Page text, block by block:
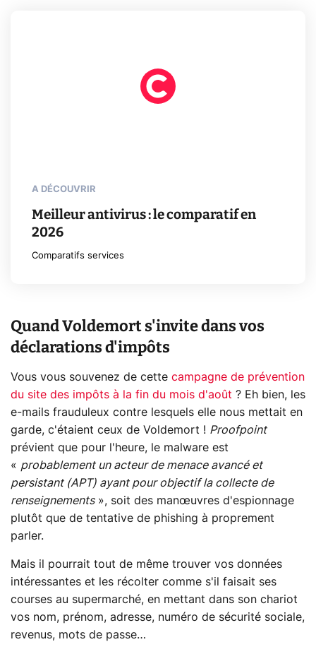
A DÉCOUVRIR
Meilleur antivirus : le comparatif en
2026
Comparatifs services
Quand Voldemort s'invite dans vos
déclarations d'impôts
Vous vous souvenez de cette campagne de prévention
du site des impôts à la fin du mois d'août ? Eh bien, les
e-mails frauduleux contre lesquels elle nous mettait en
garde, c'étaient ceux de Voldemort ! Proofpoint
prévient que pour l'heure, le malware est
« probablement un acteur de menace avancé et
persistant (APT) ayant pour objectif la collecte de
renseignements», soit des manœuvres d'espionnage
plutôt que de tentative de phishing à proprement
parler.
Mais il pourrait tout de même trouver vos données
intéressantes et les récolter comme s'il faisait ses
courses au supermarché, en mettant dans son chariot
vos nom, prénom, adresse, numéro de sécurité sociale,
revenus, mots de passe…